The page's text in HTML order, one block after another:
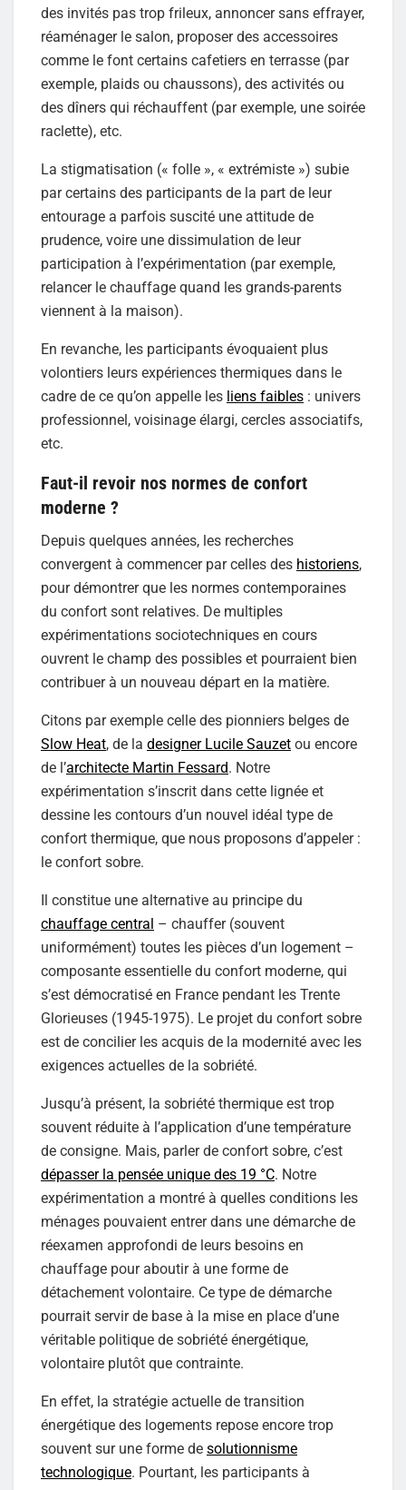
des invités pas trop frileux, annoncer sans effrayer,
réaménager le salon, proposer des accessoires
comme le font certains cafetiers en terrasse (par
exemple, plaids ou chaussons), des activités ou
des dîners qui réchauffent (par exemple, une soirée
raclette), etc.
La stigmatisation (« folle », « extrémiste ») subie
par certains des participants de la part de leur
entourage a parfois suscité une attitude de
prudence, voire une dissimulation de leur
participation à l’expérimentation (par exemple,
relancer le chauffage quand les grands-parents
viennent à la maison).
En revanche, les participants évoquaient plus
volontiers leurs expériences thermiques dans le
cadre de ce qu’on appelle les liens faibles : univers
professionnel, voisinage élargi, cercles associatifs,
etc.
Faut-il revoir nos normes de confort
moderne ?
Depuis quelques années, les recherches
convergent à commencer par celles des historiens,
pour démontrer que les normes contemporaines
du confort sont relatives. De multiples
expérimentations sociotechniques en cours
ouvrent le champ des possibles et pourraient bien
contribuer à un nouveau départ en la matière.
Citons par exemple celle des pionniers belges de
Slow Heat, de la designer Lucile Sauzet ou encore
de l’architecte Martin Fessard. Notre
expérimentation s’inscrit dans cette lignée et
dessine les contours d’un nouvel idéal type de
confort thermique, que nous proposons d’appeler :
le confort sobre.
Il constitue une alternative au principe du
chauffage central – chauffer (souvent
uniformément) toutes les pièces d’un logement –
composante essentielle du confort moderne, qui
s’est démocratisé en France pendant les Trente
Glorieuses (1945-1975). Le projet du confort sobre
est de concilier les acquis de la modernité avec les
exigences actuelles de la sobriété.
Jusqu’à présent, la sobriété thermique est trop
souvent réduite à l’application d’une température
de consigne. Mais, parler de confort sobre, c’est
dépasser la pensée unique des 19 °C. Notre
expérimentation a montré à quelles conditions les
ménages pouvaient entrer dans une démarche de
réexamen approfondi de leurs besoins en
chauffage pour aboutir à une forme de
détachement volontaire. Ce type de démarche
pourrait servir de base à la mise en place d’une
véritable politique de sobriété énergétique,
volontaire plutôt que contrainte.
En effet, la stratégie actuelle de transition
énergétique des logements repose encore trop
souvent sur une forme de solutionnisme
technologique. Pourtant, les participants à